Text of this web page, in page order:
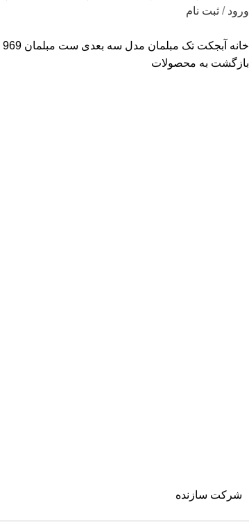
ورود / ثبت نام
خانه آبجکت تک مبلمان مدل سه بعدی ست مبلمان 969
بازگشت به محصولات
شرکت سازنده